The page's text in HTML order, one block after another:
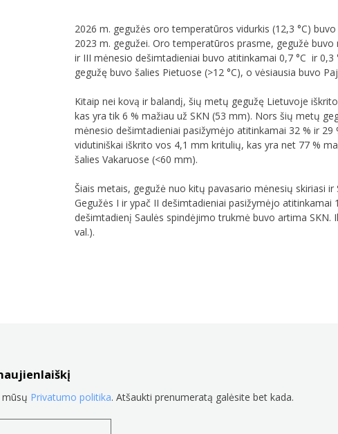
2026 m. gegužės oro temperatūros vidurkis (12,3 °C)
2023 m. gegužei. Oro temperatūros prasme, gegužė
ir III mėnesio dešimtadieniai buvo atitinkamai 0,7 °C ir
gegužę buvo šalies Pietuose (>12 °C), o vėsiausia buvo
Kitaip nei kovą ir balandį, šių metų gegužę Lietuvoje
kas yra tik 6 % mažiau už SKN (53 mm). Nors šių metų
mėnesio dešimtadieniai pasižymėjo atitinkamai 32 % ir
vidutiniškai iškrito vos 4,1 mm kritulių, kas yra net 77 %
šalies Vakaruose (<60 mm).
Šiais metais, gegužė nuo kitų pavasario mėnesių skiriasi
Gegužės I ir ypač II dešimtadieniai pasižymėjo
dešimtadienį Saulės spindėjimo trukmė buvo artima
val.).
Privatumo politika. Atšaukti prenumeratą galėsite bet kada.